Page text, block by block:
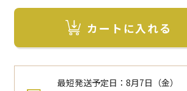
カートに入れる
最短発送予定日：8月7日（金）